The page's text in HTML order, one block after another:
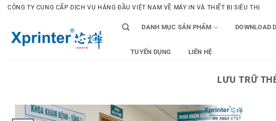
Bỏ
dung
CÔNG TY CUNG CẤP DỊCH VỤ HÀNG ĐẦU VIỆT NAM VỀ MÁY IN VÀ THIẾT BỊ SIÊU THỊ
DANH MỤC SẢN PHẨM DOWNLOAD
TUYỂN DỤNG LIÊN HỆ
LƯU TRỮ